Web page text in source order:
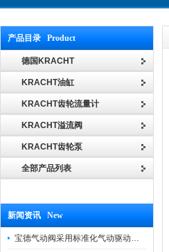
产品目录 Product
德国KRACHT
KRACHT油缸
KRACHT齿轮流量计
KRACHT溢流阀
KRACHT齿轮泵
全部产品列表
新闻资讯 New
宝德气动阀采用标准化气动驱动设计，可匹配各类工业气源工况